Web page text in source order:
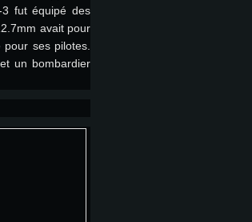
3600 et plus
plus, Radeon RX
à haut débit
Intel Xeon
II ou plus avec
à haut débit
pour AMD
drivers de
fut équipé des
avait pour
ses pilotes.
un bombardier